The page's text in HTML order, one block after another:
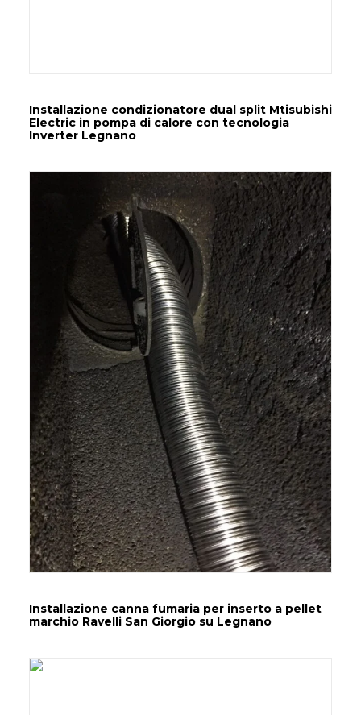
Installazione condizionatore dual split Mtisubishi
Electric in pompa di calore con tecnologia
Inverter Legnano
Installazione canna fumaria per inserto a pellet
marchio Ravelli San Giorgio su Legnano